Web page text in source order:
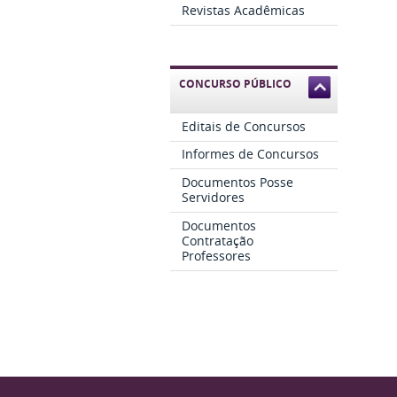
Revistas Acadêmicas
CONCURSO PÚBLICO
Editais de Concursos
Informes de Concursos
Documentos Posse
Servidores
Documentos
Contratação
Professores